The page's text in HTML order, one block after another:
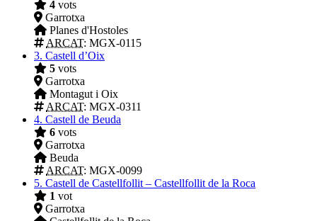
4 vots
Garrotxa
Planes d'Hostoles
ARCAT: MGX-0115
3. Castell d’Oix
5 vots
Garrotxa
Montagut i Oix
ARCAT: MGX-0311
4. Castell de Beuda
6 vots
Garrotxa
Beuda
ARCAT: MGX-0099
5. Castell de Castellfollit – Castellfollit de la Roca
1 vot
Garrotxa